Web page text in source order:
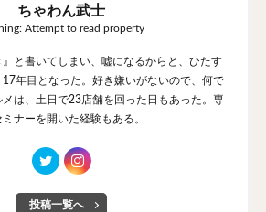
ちゃわん武士
Attempt to read property
と書いてしまい、嘘になるからと、ひたす
17年目となった。好き嫌いがないので、何で
メは、土日で23店舗を回った日もあった。専
ナーを開いた経験もある。
投稿一覧へ